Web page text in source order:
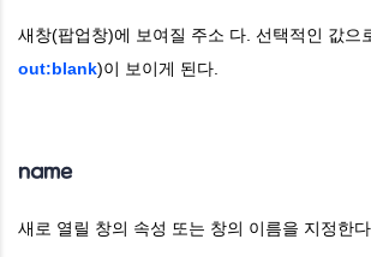
새창(팝업창)에 보여질 주소 다. 선택적인 값으
out:blank)이 보이게 된다.
name
새로 열릴 창의 속성 또는 창의 이름을 지정한다.